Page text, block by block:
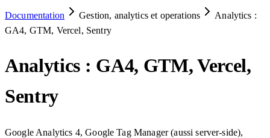
Documentation Gestion, analytics et operations
Analytics :
GA4, GTM, Vercel, Sentry
Analytics : GA4, GTM, Vercel,
Sentry
Google Analytics 4, Google Tag Manager (aussi server-side),